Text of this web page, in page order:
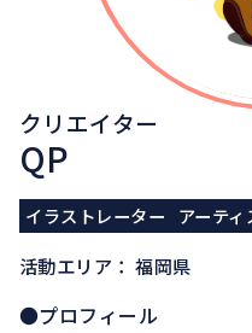
クリエイター
QP
イラストレーター アーティ
活動エリア： 福岡県
●プロフィール